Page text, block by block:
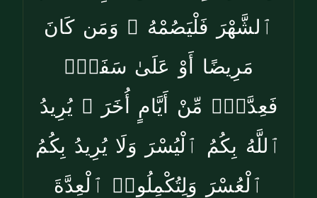
ٱلشَّهْرَ فَلْيَصُمْهُ ۖ وَمَن كَانَ
مَرِيضًا أَوْ عَلَىٰ سَفَرٍۢ
فَعِدَّةٌۭ مِّنْ أَيَّامٍ أُخَرَ ۗ يُرِيدُ
ٱللَّهُ بِكُمُ ٱلْيُسْرَ وَلَا يُرِيدُ بِكُمُ
ٱلْعُسْرَ وَلِتُكْمِلُوا۟ ٱلْعِدَّةَ